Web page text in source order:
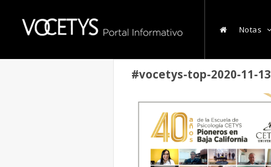
Notas
#vocetys-top-2020-11-13